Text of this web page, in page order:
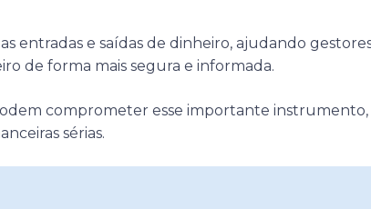
entradas e saídas de dinheiro, ajudando
de forma mais segura e informada.
comprometer esse importante instrumento,
sérias.